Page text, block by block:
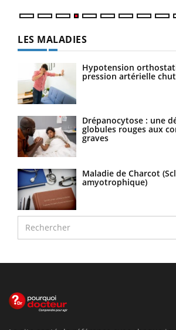
LES MALADIES
Hypotension
pression artérielle
Drépanocytose : une
globules rouges aux
graves
Maladie de Charcot
amyotrophique)